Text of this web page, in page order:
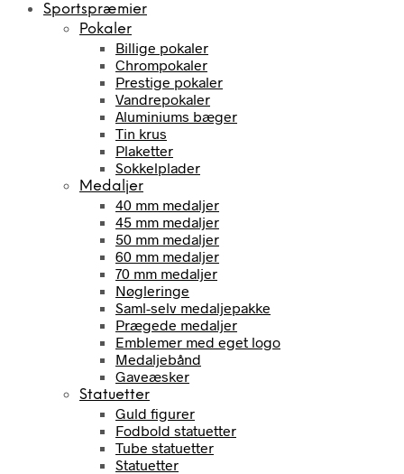
Sportspræmier
Pokaler
Billige pokaler
Chrompokaler
Prestige pokaler
Vandrepokaler
Aluminiums bæger
Tin krus
Plaketter
Sokkelplader
Medaljer
40 mm medaljer
45 mm medaljer
50 mm medaljer
60 mm medaljer
70 mm medaljer
Nøgleringe
Saml-selv medaljepakke
Prægede medaljer
Emblemer med eget logo
Medaljebånd
Gaveæsker
Statuetter
Guld figurer
Fodbold statuetter
Tube statuetter
Statuetter